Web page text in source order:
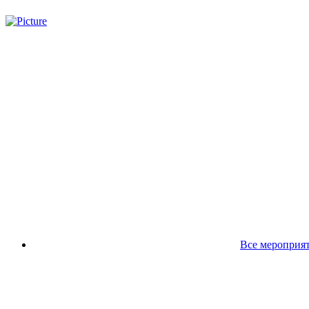
Все